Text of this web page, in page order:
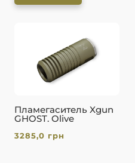
Пламегаситель Xgun
GHOST. Olive
3285,0 грн